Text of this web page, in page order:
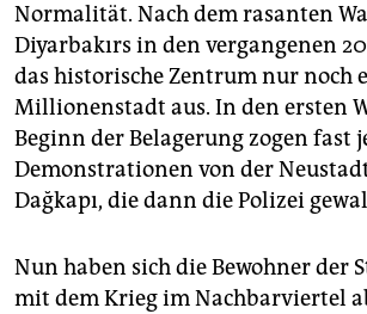
Normalität. Nach dem rasanten
Diyarbakırs in den vergangenen
das historische Zentrum nur noch
Millionenstadt aus. In den ersten
Beginn der Belagerung zogen fast
Demonstrationen von der
Dağkapı, die dann die Polizei
Nun haben sich die Bewohner der
mit dem Krieg im Nachbarviertel